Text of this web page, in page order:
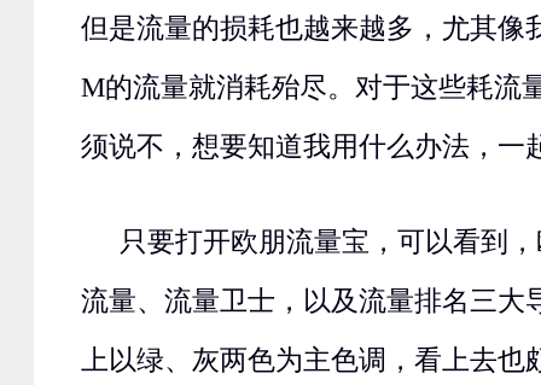
但是流量的损耗也越来越多，尤其像
M的流量就消耗殆尽。对于这些耗流
须说不，想要知道我用什么办法，一
只要打开欧朋流量宝，可以看到
流量、流量卫士，以及流量排名三大
上以绿、灰两色为主色调，看上去也